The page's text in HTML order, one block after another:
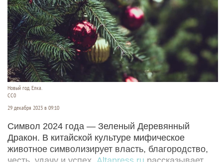
Новый год. Елка.
СС0
29 декабря 2023 в 09:10
Символ 2024 года — Зеленый Деревянный
Дракон. В китайской культуре мифическое
животное символизирует власть, благородство,